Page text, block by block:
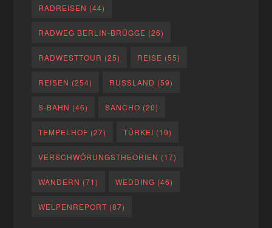
RADREISEN (44)
RADWEG BERLIN-BRÜGGE (26)
RADWESTTOUR (25) REISE (55)
REISEN (254) RUSSLAND (59)
S-BAHN (46) SANCHO (20)
TEMPELHOF (27) TÜRKEI (19)
VERSCHWÖRUNGSTHEORIEN (17)
WANDERN (71) WEDDING (46)
WELPENREPORT (87)